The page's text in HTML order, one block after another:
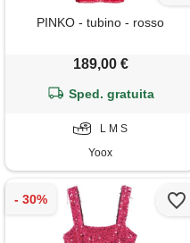
PINKO - tubino - rosso
189,00 €
Sped. gratuita
L M S
Yoox